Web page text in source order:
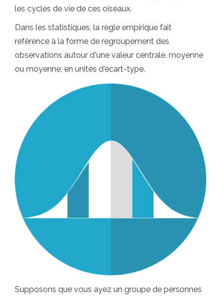
les cycles de vie de ces oiseaux.
Dans les statistiques, la règle empirique fait
référence à la forme de regroupement des
observations autour d'une valeur centrale, moyenne
ou moyenne, en unités d'écart-type.
Supposons que vous ayez un groupe de personnes